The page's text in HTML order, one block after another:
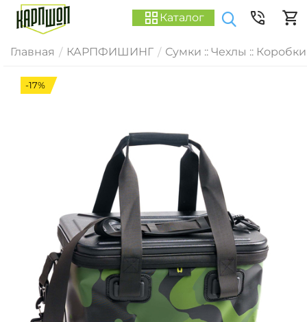
Каталог
Главная / КАРПФИШИНГ / Сумки :: Чехлы :: Коробки
-17%